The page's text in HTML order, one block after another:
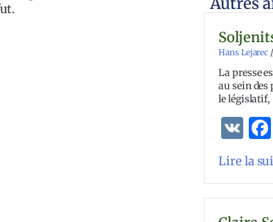
Hans Lejarec
La presse
au sein des
le législatif,
VK
Lire la